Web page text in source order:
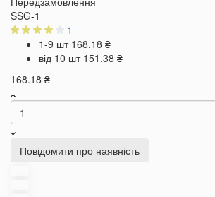
SSG-1
1
1-9 шт 168.18 ₴
від 10 шт 151.38 ₴
168.18 ₴
Повідомити про наявність